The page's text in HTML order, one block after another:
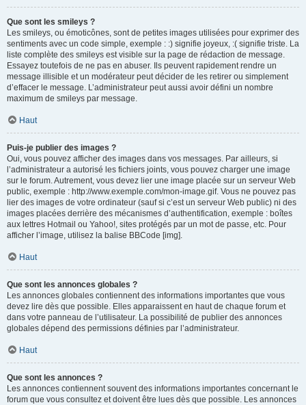
Que sont les smileys ?
Les smileys, ou émoticônes, sont de petites images utilisées pour exprimer des
sentiments avec un code simple, exemple : :) signifie joyeux, :( signifie triste. La
liste complète des smileys est visible sur la page de rédaction de message.
Essayez toutefois de ne pas en abuser. Ils peuvent rapidement rendre un
message illisible et un modérateur peut décider de les retirer ou simplement
d’effacer le message. L’administrateur peut aussi avoir défini un nombre
maximum de smileys par message.
Haut
Puis-je publier des images ?
Oui, vous pouvez afficher des images dans vos messages. Par ailleurs, si
l’administrateur a autorisé les fichiers joints, vous pouvez charger une image
sur le forum. Autrement, vous devez lier une image placée sur un serveur Web
public, exemple : http://www.exemple.com/mon-image.gif. Vous ne pouvez pas
lier des images de votre ordinateur (sauf si c’est un serveur Web public) ni des
images placées derrière des mécanismes d’authentification, exemple : boîtes
aux lettres Hotmail ou Yahoo!, sites protégés par un mot de passe, etc. Pour
afficher l’image, utilisez la balise BBCode [img].
Haut
Que sont les annonces globales ?
Les annonces globales contiennent des informations importantes que vous
devez lire dès que possible. Elles apparaissent en haut de chaque forum et
dans votre panneau de l’utilisateur. La possibilité de publier des annonces
globales dépend des permissions définies par l’administrateur.
Haut
Que sont les annonces ?
Les annonces contiennent souvent des informations importantes concernant le
forum que vous consultez et doivent être lues dès que possible. Les annonces